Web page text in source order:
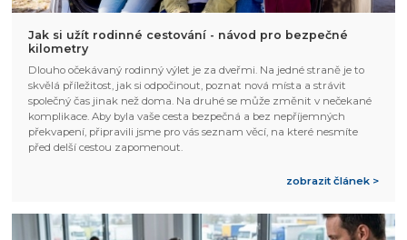
Jak si užít rodinné cestování - návod pro bezpečné
kilometry
Dlouho očekávaný rodinný výlet je za dveřmi. Na jedné straně je to
skvělá příležitost, jak si odpočinout, poznat nová místa a strávit
společný čas jinak než doma. Na druhé se může změnit v nečekané
komplikace. Aby byla vaše cesta bezpečná a bez nepříjemných
překvapení, připravili jsme pro vás seznam věcí, na které nesmíte
před delší cestou zapomenout.
zobrazit článek >